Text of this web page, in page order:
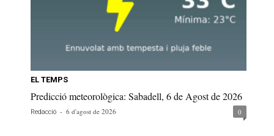
EL TEMPS
Predicció meteorològica: Sabadell, 6 de Agost de 2026
Redacció - 6 d'agost de 2026 0